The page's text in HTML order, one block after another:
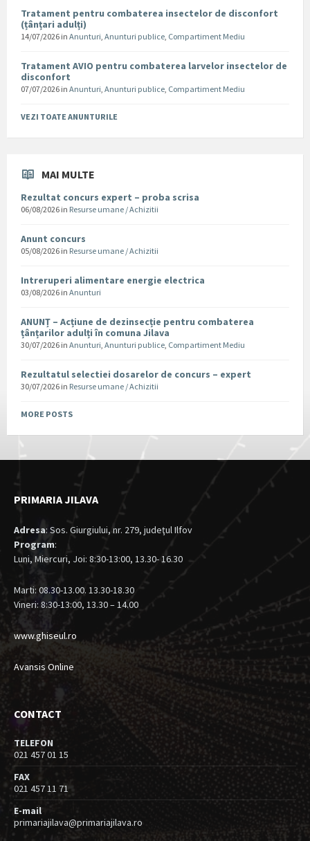
Tratament pentru combaterea insectelor de disconfort
(țânțari adulți)
14/07/2026 in Anunturi, Anunturi publice, Compartiment Mediu
Tratament AVIO pentru combaterea larvelor insectelor de
disconfort
07/07/2026 in Anunturi, Anunturi publice, Compartiment Mediu
VEZI TOATE ANUNTURILE
MAI MULTE
Rezultat concurs expert – proba scrisa
06/08/2026 in Resurse umane / Achizitii
Anunt concurs
05/08/2026 in Resurse umane / Achizitii
Intreruperi alimentare energie electrica
03/08/2026 in Anunturi
ANUNȚ – Acțiune de dezinsecție pentru combaterea
țânțarilor adulți în comuna Jilava
30/07/2026 in Anunturi, Anunturi publice, Compartiment Mediu
Rezultatul selectiei dosarelor de concurs – expert
30/07/2026 in Resurse umane / Achizitii
MORE POSTS
PRIMARIA JILAVA
Adresa: Sos. Giurgiului, nr. 279, judeţul Ilfov
Program:
Luni, Miercuri, Joi: 8:30-13:00, 13.30- 16.30
Marti: 08.30-13.00. 13.30-18.30
Vineri: 8:30-13:00, 13.30 – 14.00
www.ghiseul.ro
Avansis Online
CONTACT
TELEFON
021 457 01 15
FAX
021 457 11 71
E-mail
primariajilava@primariajilava.ro